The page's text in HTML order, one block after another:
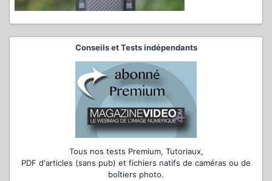
Conseils et Tests indépendants
Tous nos tests Premium, Tutoriaux,
PDF d'articles (sans pub) et fichiers natifs de caméras ou de
boîtiers photo.